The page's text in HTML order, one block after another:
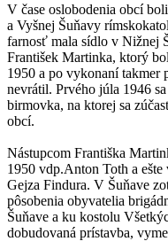
V čase oslobodenia obcí
a Vyšnej Šuňavy
farnosť mala sídlo v Nižnej
František Martinka, ktorý
1950 a po vykonaní takmer
nevrátil. Prvého júla 1946
birmovka, na ktorej sa
obcí.
Nástupcom Františka
1950 vdp.Anton Toth a
Gejza Findura. V Šuňave
pôsobenia obyvatelia
Šuňave a ku kostolu
dobudovaná prístavba,